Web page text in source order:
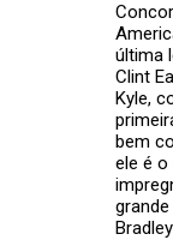
última
Clint
Kyle,
bem
ele é